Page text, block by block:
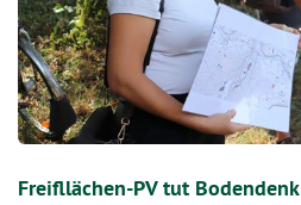
Freifllächen-PV tut